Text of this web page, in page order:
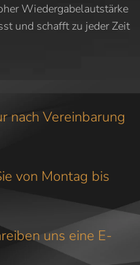
Wiedergabelautstärke
und schafft zu jeder Zeit
nach Vereinbarung
von Montag bis
uns eine E-